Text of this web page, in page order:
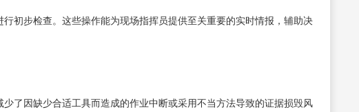
初步检查。这些操作能为现场指挥员提供至关重要的实时情报，辅助决
了因缺少合适工具而造成的作业中断或采用不当方法导致的证据损毁风